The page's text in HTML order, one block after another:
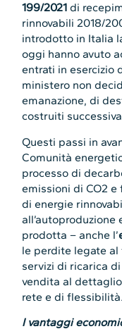
199/2021 di
rinnovabili 2018/
introdotto in Italia
oggi hanno avuto
entrati in esercizio
ministero non
emanazione, di
costruiti
Questi passi in
Comunità
processo di
emissioni di CO2
di energie
prodotta – anche l’
le perdite legate
servizi di ricarica
vendita al
rete e di flessibilità.
I vantaggi